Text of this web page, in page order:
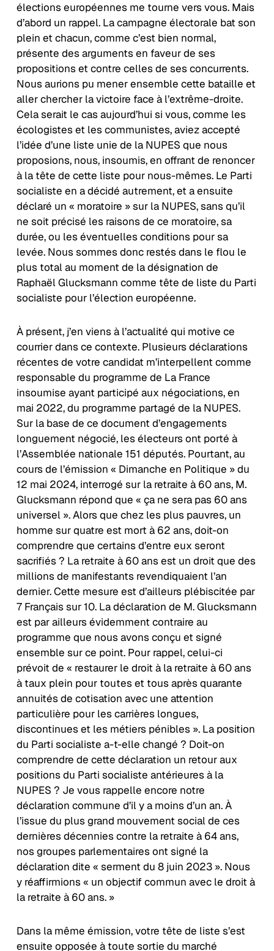
élections européennes me tourne vers vous. Mais
d’abord un rappel. La campagne électorale bat son
plein et chacun, comme c’est bien normal,
présente des arguments en faveur de ses
propositions et contre celles de ses concurrents.
Nous aurions pu mener ensemble cette bataille et
aller chercher la victoire face à l’extrême-droite.
Cela serait le cas aujourd’hui si vous, comme les
écologistes et les communistes, aviez accepté
l’idée d’une liste unie de la NUPES que nous
proposions, nous, insoumis, en offrant de renoncer
à la tête de cette liste pour nous-mêmes. Le Parti
socialiste en a décidé autrement, et a ensuite
déclaré un « moratoire » sur la NUPES, sans qu’il
ne soit précisé les raisons de ce moratoire, sa
durée, ou les éventuelles conditions pour sa
levée. Nous sommes donc restés dans le flou le
plus total au moment de la désignation de
Raphaël Glucksmann comme tête de liste du Parti
socialiste pour l’élection européenne.
À présent, j’en viens à l’actualité qui motive ce
courrier dans ce contexte. Plusieurs déclarations
récentes de votre candidat m’interpellent comme
responsable du programme de La France
insoumise ayant participé aux négociations, en
mai 2022, du programme partagé de la NUPES.
Sur la base de ce document d’engagements
longuement négocié, les électeurs ont porté à
l’Assemblée nationale 151 députés. Pourtant, au
cours de l’émission « Dimanche en Politique » du
12 mai 2024, interrogé sur la retraite à 60 ans, M.
Glucksmann répond que « ça ne sera pas 60 ans
universel ». Alors que chez les plus pauvres, un
homme sur quatre est mort à 62 ans, doit-on
comprendre que certains d’entre eux seront
sacrifiés ? La retraite à 60 ans est un droit que des
millions de manifestants revendiquaient l’an
dernier. Cette mesure est d’ailleurs plébiscitée par
7 Français sur 10. La déclaration de M. Glucksmann
est par ailleurs évidemment contraire au
programme que nous avons conçu et signé
ensemble sur ce point. Pour rappel, celui-ci
prévoit de « restaurer le droit à la retraite à 60 ans
à taux plein pour toutes et tous après quarante
annuités de cotisation avec une attention
particulière pour les carrières longues,
discontinues et les métiers pénibles ». La position
du Parti socialiste a-t-elle changé ? Doit-on
comprendre de cette déclaration un retour aux
positions du Parti socialiste antérieures à la
NUPES ? Je vous rappelle encore notre
déclaration commune d’il y a moins d’un an. À
l’issue du plus grand mouvement social de ces
dernières décennies contre la retraite à 64 ans,
nos groupes parlementaires ont signé la
déclaration dite « serment du 8 juin 2023 ». Nous
y réaffirmions « un objectif commun avec le droit à
la retraite à 60 ans. »
Dans la même émission, votre tête de liste s’est
ensuite opposée à toute sortie du marché